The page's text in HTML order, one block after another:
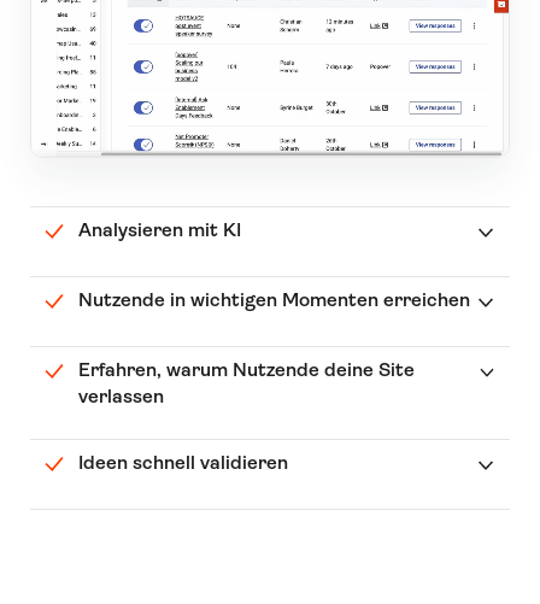
Analysieren mit KI
Nutzende in wichtigen Momenten erreichen
Erfahren, warum Nutzende deine Site
verlassen
Ideen schnell validieren